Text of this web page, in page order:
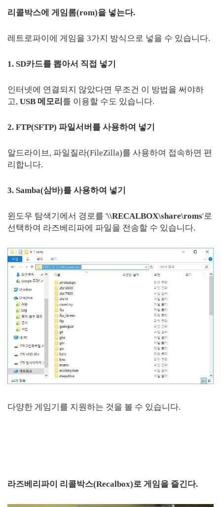
리콜박스에 게임롬(rom)을 넣는다.
레트로파이에 게임을 3가지 방식으로 넣을 수 있습니다.
1. SD카드를 뽑아서 직접 넣기
인터넷에 연결되지 않았다면 무조건 이 방법을 써야하
고, USB 메모리 를 이용할 수도 있습니다.
2. FTP(SFTP) 파일서버를 사용하여 넣기
알드라이브, 파일질라(FileZilla)를 사용하여 접속하면 편
리합니다.
3. Samba(삼바)를 사용하여 넣기
윈도우 탐색기에서 경로를 '\\RECALBOX\share\roms'로
선택하여 라즈베리파에 파일을 전송할 수 있습니다.
다양한 게임기를 지원하는 것을 볼 수 있습니다.
라즈베리파이 리콜박스(Recalbox)로 게임을 즐긴다.